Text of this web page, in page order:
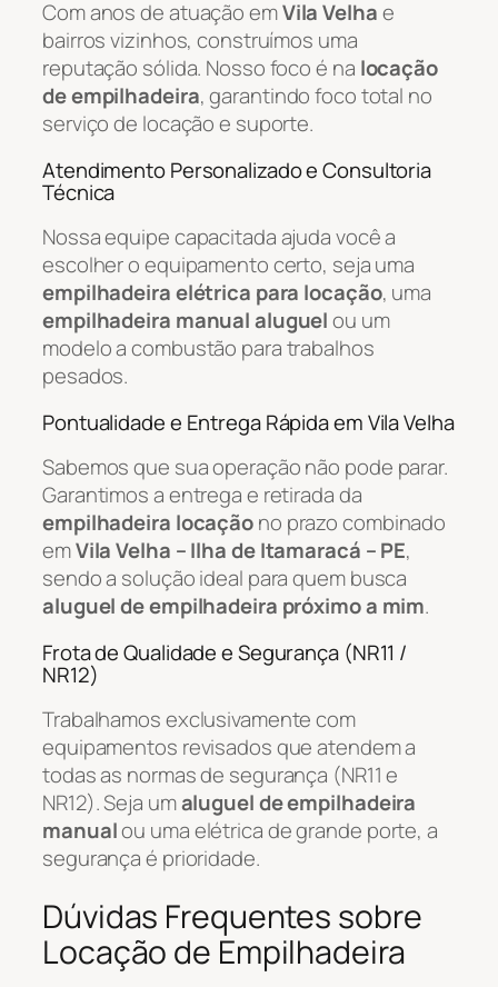
Com anos de atuação emVila Velhae
bairros vizinhos, construímos uma
reputação sólida. Nosso foco é na locação
de empilhadeira, garantindo foco total no
serviço de locação e suporte.
Atendimento Personalizado e Consultoria
Técnica
Nossa equipe capacitada ajuda você a
escolher o equipamento certo, seja uma
empilhadeira elétrica para locação, uma
empilhadeira manual aluguelou um
modelo a combustão para trabalhos
pesados.
Pontualidade e Entrega Rápida em Vila Velha
Sabemos que sua operação não pode parar.
Garantimos a entrega e retirada da
empilhadeira locaçãono prazo combinado
emVila Velha – Ilha de Itamaracá – PE,
sendo a solução ideal para quem busca
aluguel de empilhadeira próximo a mim.
Frota de Qualidade e Segurança (NR11 /
NR12)
Trabalhamos exclusivamente com
equipamentos revisados que atendem a
todas as normas de segurança (NR11 e
NR12). Seja umaluguel de empilhadeira
manualou uma elétrica de grande porte, a
segurança é prioridade.
Dúvidas Frequentes sobre
Locação de Empilhadeira